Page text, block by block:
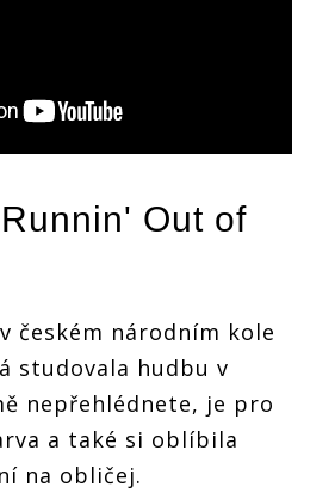
Out of
českém národním kole
studovala hudbu v
nepřehlédnete, je pro
a také si oblíbila
na obličej.